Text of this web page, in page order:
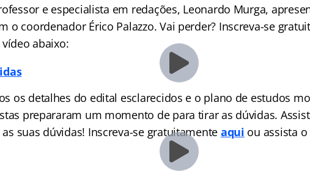
e especialista em redações, Leonardo Murga,
o coordenador Érico Palazzo. Vai perder? Inscreva-se
abaixo:
os detalhes do edital esclarecidos e o plano de estudos
prepararam um momento de para tirar as dúvidas.
suas dúvidas! Inscreva-se gratuitamente aqui ou assista